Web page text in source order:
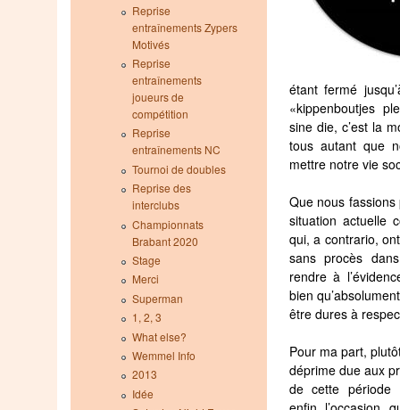
étant fermé
«kippenboutjes
sine die, c’est la
tous autant que
mettre notre vie
Que nous
situation actuelle
qui, a contrario,
sans procès
rendre à
bien
être dures à
Pour ma part,
déprime due aux
de cette période
Reprise
entraînements Zypers
Motivés
Reprise
entraînements
joueurs de
compétition
Reprise
entraînements NC
Tournoi de doubles
Reprise des
interclubs
Championnats
Brabant 2020
Stage
Merci
Superman
1, 2, 3
What else?
Wemmel Info
2013
Idée